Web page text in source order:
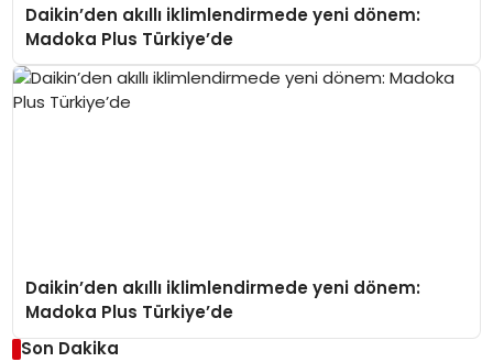
Daikin’den akıllı iklimlendirmede yeni dönem:
Madoka Plus Türkiye’de
Daikin’den akıllı iklimlendirmede yeni dönem:
Madoka Plus Türkiye’de
Son Dakika